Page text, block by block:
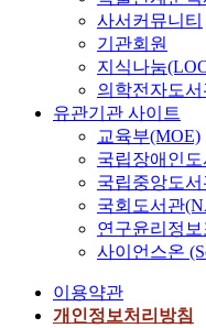
사서커뮤니티
기관회원
지식나눔
의학전자도
유관기관 사이트
교육부(MOE)
국립장애인
국립중앙도
국회도서관
연구윤리정
사이언스온
이용약관
개인정보처리방침